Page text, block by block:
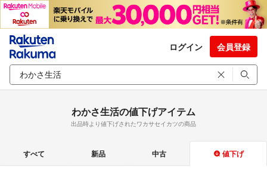
ログイン 会員登録
わかさ生活の値下げアイテム
出品時より値下げされたワカサセイカツの商品
すべて 新品 中古 値下げ